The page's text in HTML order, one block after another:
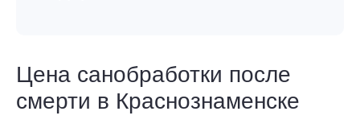
Цена санобработки после
смерти в Краснознаменске